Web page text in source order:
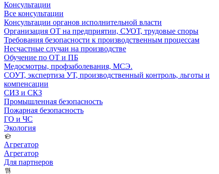
Консультации
Все консультации
Консультации органов исполнительной власти
Организация ОТ на предприятии, СУОТ, трудовые споры
Требования безопасности к производственным процессам
Несчастные случаи на производстве
Обучение по ОТ и ПБ
Медосмотры, профзаболевания, МСЭ.
СОУТ, экспертиза УТ, производственный контроль, льготы и
компенсации
СИЗ и СКЗ
Промышленная безопасность
Пожарная безопасность
ГО и ЧС
Экология
Агрегатор
Агрегатор
Для партнеров